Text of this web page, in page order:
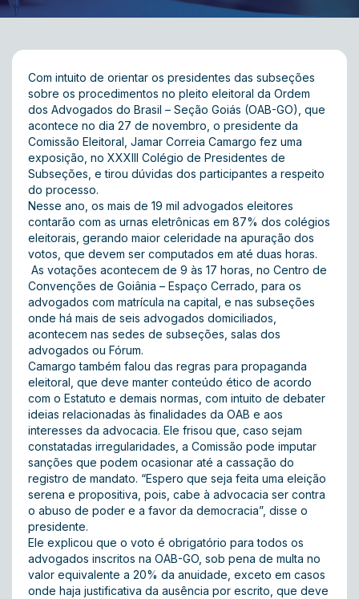
Com intuito de orientar os presidentes das subseções
sobre os procedimentos no pleito eleitoral da Ordem
dos Advogados do Brasil – Seção Goiás (OAB-GO), que
acontece no dia 27 de novembro, o presidente da
Comissão Eleitoral, Jamar Correia Camargo fez uma
exposição, no XXXIII Colégio de Presidentes de
Subseções, e tirou dúvidas dos participantes a respeito
do processo.
Nesse ano, os mais de 19 mil advogados eleitores
contarão com as urnas eletrônicas em 87% dos colégios
eleitorais, gerando maior celeridade na apuração dos
votos, que devem ser computados em até duas horas.
As votações acontecem de 9 às 17 horas, no Centro de
Convenções de Goiânia – Espaço Cerrado, para os
advogados com matrícula na capital, e nas subseções
onde há mais de seis advogados domiciliados,
acontecem nas sedes de subseções, salas dos
advogados ou Fórum.
Camargo também falou das regras para propaganda
eleitoral, que deve manter conteúdo ético de acordo
com o Estatuto e demais normas, com intuito de debater
ideias relacionadas às finalidades da OAB e aos
interesses da advocacia. Ele frisou que, caso sejam
constatadas irregularidades, a Comissão pode imputar
sanções que podem ocasionar até a cassação do
registro de mandato. “Espero que seja feita uma eleição
serena e propositiva, pois, cabe à advocacia ser contra
o abuso de poder e a favor da democracia”, disse o
presidente.
Ele explicou que o voto é obrigatório para todos os
advogados inscritos na OAB-GO, sob pena de multa no
valor equivalente a 20% da anuidade, exceto em casos
onde haja justificativa da ausência por escrito, que deve